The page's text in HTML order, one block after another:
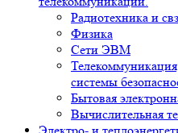
Радиотехника и
Физика
Сети ЭВМ
системы
Бытовая
Вычислительная